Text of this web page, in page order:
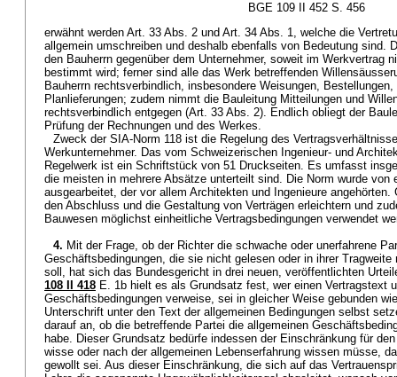
BGE 109 II 452 S. 456
erwähnt werden Art. 33 Abs. 2 und Art. 34 Abs. 1, welche die
allgemein umschreiben und deshalb ebenfalls von Bedeutung sind.
den Bauherrn gegenüber dem Unternehmer, soweit im Werkvertrag
bestimmt wird; ferner sind alle das Werk betreffenden
Bauherrn rechtsverbindlich, insbesondere Weisungen,
Planlieferungen; zudem nimmt die Bauleitung Mitteilungen und
rechtsverbindlich entgegen (Art. 33 Abs. 2). Endlich obliegt der
Prüfung der Rechnungen und des Werkes.
Zweck der SIA-Norm 118 ist die Regelung des
Werkunternehmer. Das vom Schweizerischen Ingenieur- und
Regelwerk ist ein Schriftstück von 51 Druckseiten. Es umfasst
die meisten in mehrere Absätze unterteilt sind. Die Norm wurde von
ausgearbeitet, der vor allem Architekten und Ingenieure
den Abschluss und die Gestaltung von Verträgen erleichtern und
Bauwesen möglichst einheitliche Vertragsbedingungen verwendet
4. Mit der Frage, ob der Richter die schwache oder unerfahrene
Geschäftsbedingungen, die sie nicht gelesen oder in ihrer
soll, hat sich das Bundesgericht in drei neuen, veröffentlichten
108 II 418 E. 1b hielt es als Grundsatz fest, wer einen Vertragstext
Geschäftsbedingungen verweise, sei in gleicher Weise gebunden
Unterschrift unter den Text der allgemeinen Bedingungen selbst
darauf an, ob die betreffende Partei die allgemeinen
habe. Dieser Grundsatz bedürfe indessen der Einschränkung für
wisse oder nach der allgemeinen Lebenserfahrung wissen müsse,
gewollt sei. Aus dieser Einschränkung, die sich auf das